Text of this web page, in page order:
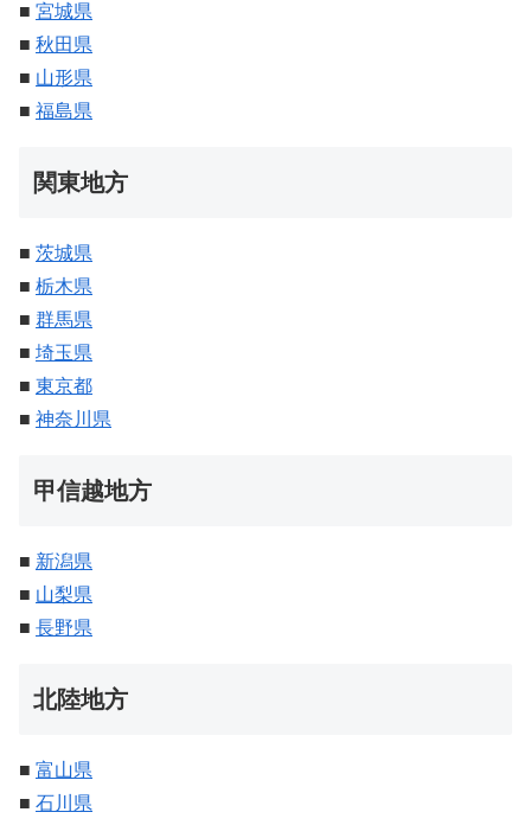
■ 宮城県
■ 秋田県
■ 山形県
■ 福島県
関東地方
■ 茨城県
■ 栃木県
■ 群馬県
■ 埼玉県
■ 東京都
■ 神奈川県
甲信越地方
■ 新潟県
■ 山梨県
■ 長野県
北陸地方
■ 富山県
■ 石川県